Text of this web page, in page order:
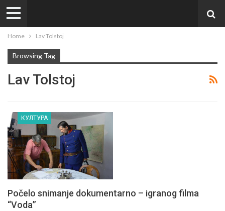
Home Lav Tolstoj
Browsing Tag
Lav Tolstoj
КУЛТУРА
Počelo snimanje dokumentarno – igranog filma
“Voda”